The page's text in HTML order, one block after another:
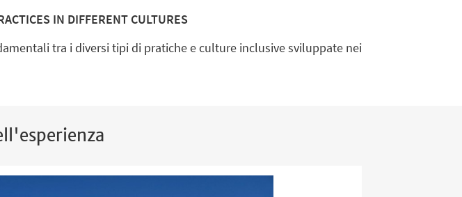
IN DIFFERENT CULTURES
tra i diversi tipi di pratiche e culture inclusive sviluppate nei